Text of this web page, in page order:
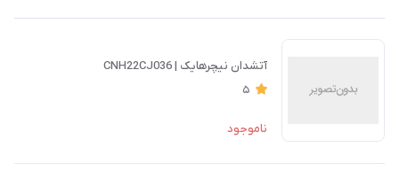
آتشدان نیچرهایک | CNH22CJ036
5
ناموجود